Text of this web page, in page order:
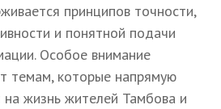
принципов точности,
и понятной подачи
Особое внимание
темам, которые напрямую
на жизнь жителей Тамбова и